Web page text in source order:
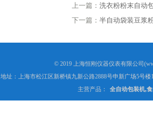
上一篇： 洗衣粉粉末自动
下一篇： 半自动袋装豆浆
© 2019 上海恒刚仪器仪表有限公司
地址：上海市松江区新桥镇九新公路2888号申新广场5号楼
主营产品：
全自动包装机,